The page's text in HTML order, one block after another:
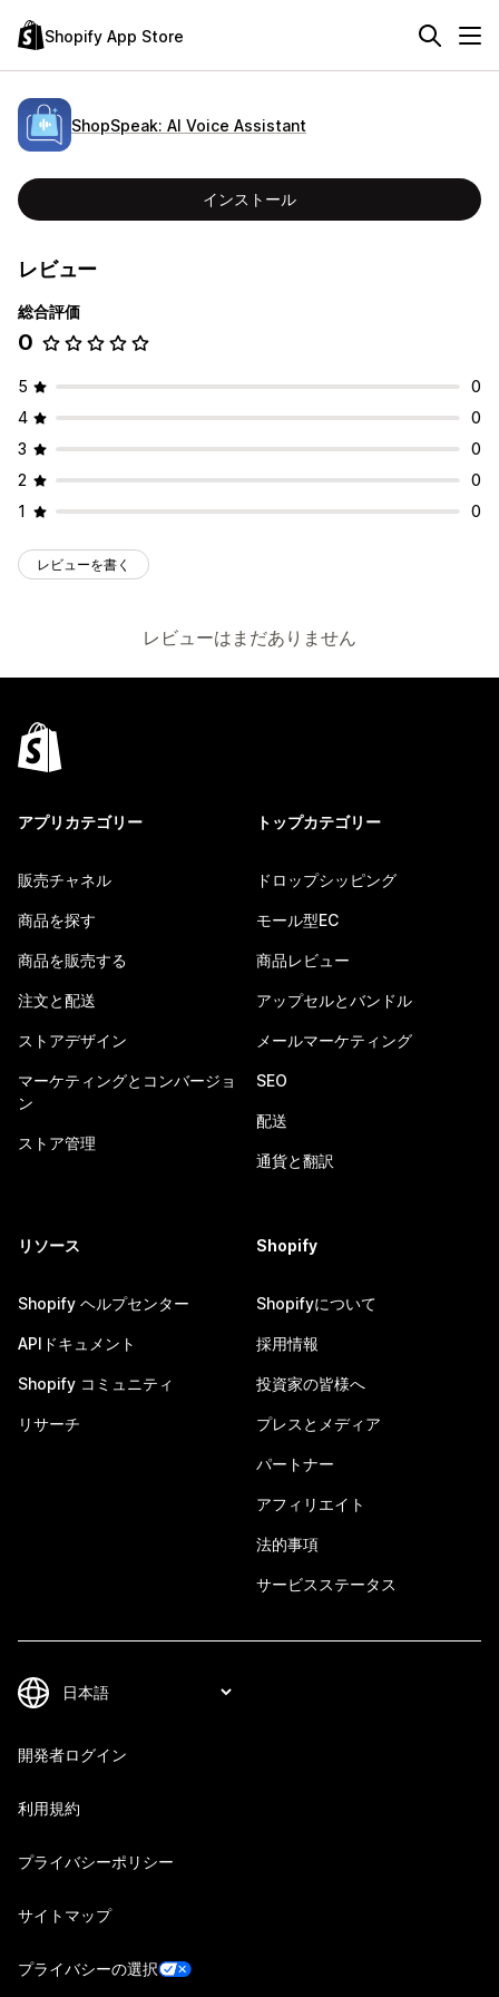
Shopify App Store
ShopSpeak: AI Voice Assistant
インストール
レビュー
総合評価
0
5
0
4
0
3
0
2
0
1
0
レビューを書く
レビューはまだありません
アプリカテゴリー
販売チャネル
商品を探す
商品を販売する
注文と配送
ストアデザイン
マーケティングとコンバージョ
ン
ストア管理
トップカテゴリー
ドロップシッピング
モール型EC
商品レビュー
アップセルとバンドル
メールマーケティング
SEO
配送
通貨と翻訳
リソース
Shopify ヘルプセンター
APIドキュメント
Shopify コミュニティ
リサーチ
Shopify
Shopifyについて
採用情報
投資家の皆様へ
プレスとメディア
パートナー
アフィリエイト
法的事項
サービスステータス
開発者ログイン
利用規約
プライバシーポリシー
サイトマップ
プライバシーの選択